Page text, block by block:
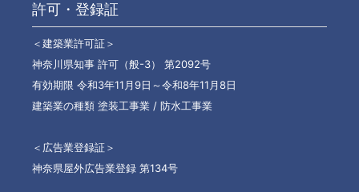
許可・登録証
＜建築業許可証＞
神奈川県知事 許可（般-3） 第2092号
有効期限 令和3年11月9日～令和8年11月8日
建築業の種類 塗装工事業 / 防水工事業
＜広告業登録証＞
神奈県屋外広告業登録 第134号